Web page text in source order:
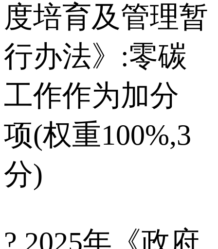
度培育及管理暂
行办法》:零碳
工作作为加分
项(权重100%,3
分)
? 2025年《政府